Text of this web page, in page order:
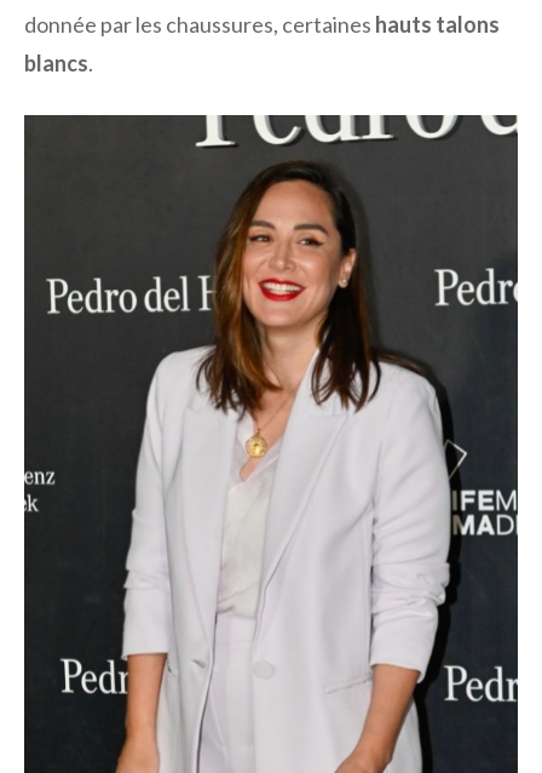
donnée par les chaussures, certaines hauts talons
blancs.